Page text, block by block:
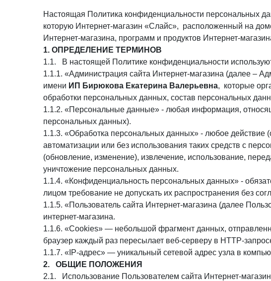
Настоящая Политика конфиденциальности персональных
которую Интернет-магазин «Слайс», расположенный на
Интернет-магазина, программ и продуктов Интернет-
1. ОПРЕДЕЛЕНИЕ ТЕРМИНОВ
1.1. В настоящей Политике конфиденциальности
1.1.1. «Администрация сайта Интернет-магазина (далее –
имени ИП Бирюкова Екатерина Валерьевна, которые
обработки персональных данных, состав персональных
1.1.2. «Персональные данные» - любая информация,
персональных данных).
1.1.3. «Обработка персональных данных» - любое действие
автоматизации или без использования таких средств с
(обновление, изменение), извлечение, использование,
уничтожение персональных данных.
1.1.4. «Конфиденциальность персональных данных» -
лицом требование не допускать их распространения без
1.1.5. «Пользователь сайта Интернет-магазина (далее
интернет-магазина.
1.1.6. «Cookies» — небольшой фрагмент данных,
браузер каждый раз пересылает веб-серверу в HTTP-
1.1.7. «IP-адрес» — уникальный сетевой адрес узла в
2. ОБЩИЕ ПОЛОЖЕНИЯ
2.1. Использование Пользователем сайта Интернет-